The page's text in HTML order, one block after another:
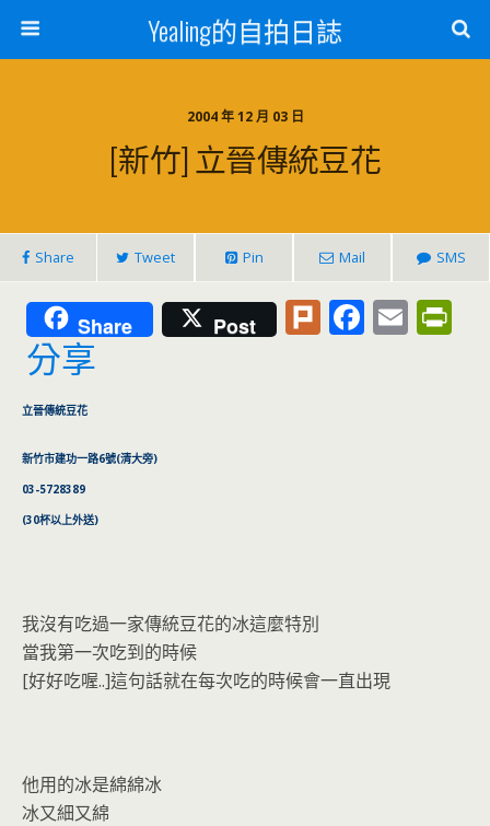
Yealing的自拍日誌
2004 年 12 月 03 日
[新竹] 立晉傳統豆花
Share Tweet Pin Mail SMS
Share Post Pl F E
分享
立晉傳統豆花
新竹市建功一路6號(清大旁)
03-5728389
(30杯以上外送)
我沒有吃過一家傳統豆花的冰這麼特別
當我第一次吃到的時候
[好好吃喔..]這句話就在每次吃的時候會一直出現
他用的冰是綿綿冰
冰又細又綿